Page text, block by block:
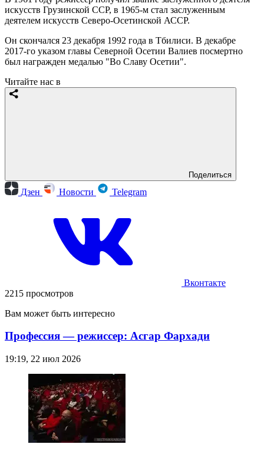
искусств Грузинской ССР, в 1965-м стал заслуженным
деятелем искусств Северо-Осетинской АССР.
Он скончался 23 декабря 1992 года в Тбилиси. В декабре
2017-го указом главы Северной Осетии Валиев посмертно
был награжден медалью "Во Славу Осетии".
Читайте нас в
Поделиться
Дзен Новости Telegram
Вконтакте
2215 просмотров
Вам может быть интересно
Профессия — режиссер: Асгар Фархади
19:19, 22 июл 2026